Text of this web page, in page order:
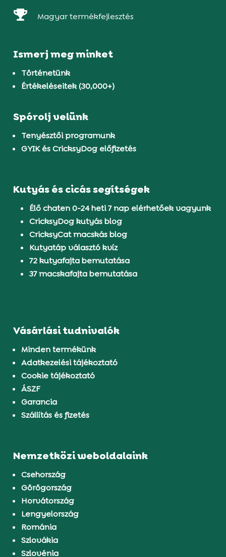
 Magyar termékfejlesztés
Ismerj meg minket
Történetünk
Értékeléseitek (30,000+)
Spórolj velünk
Tenyésztői programunk
GYIK és CricksyDog előfizetés
Kutyás és cicás segítségek
Élő chaten 0-24 heti 7 nap elérhetőek vagyunk
CricksyDog kutyás blog
CricksyCat macskás blog
Kutyatáp választó kvíz
72 kutyafajta bemutatása
37 macskafajta bemutatása
Vásárlási tudnivalók
Minden termékünk
Adatkezelési tájékoztató
Cookie tájékoztató
ÁSZF
Garancia
Szállítás és fizetés
Nemzetközi weboldalaink
Csehország
Görögország
Horvátország
Lengyelország
Románia
Szlovákia
Szlovénia